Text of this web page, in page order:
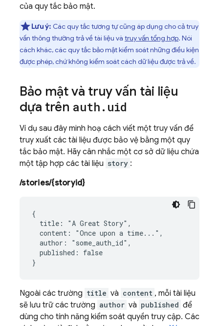
của quy tắc bảo mật.
Lưu ý: Các quy tắc tương tự cũng áp dụng cho cả truy
vấn thông thường trả về tài liệu và truy vấn tổng hợp. Nói
cách khác, các quy tắc bảo mật kiểm soát những điều kiện
được phép, chứ không kiểm soát cách dữ liệu được trả về.
Bảo mật và truy vấn tài liệu
dựa trên auth. uid
Ví dụ sau đây minh hoạ cách viết một truy vấn để
truy xuất các tài liệu được bảo vệ bằng một quy
tắc bảo mật. Hãy cân nhắc một cơ sở dữ liệu chứa
một tập hợp các tài liệu story :
/stories/{storyid}
{
  title: "A Great Story",
  content: "Once upon a time...",
  author: "some_auth_id",
  published: false
Ngoài các trường title và content , mỗi tài liệu
sẽ lưu trữ các trường author và published để
dùng cho tính năng kiểm soát quyền truy cập. Các